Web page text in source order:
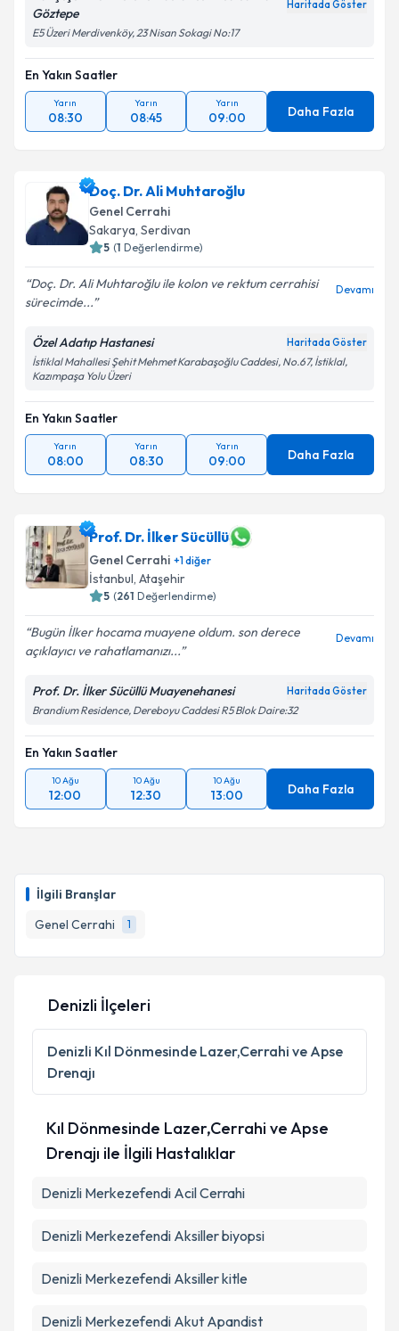
İlgili Branşlar
Genel Cerrahi
1
Göztepe
Haritada Göster
E5 Üzeri Merdivenköy, 23 Nisan Sokagi No:17
En Yakın Saatler
Yarın
08:30
Yarın
08:45
Yarın
09:00 Daha Fazla
Doç. Dr. Ali Muhtaroğlu
Genel Cerrahi
Sakarya, Serdivan
5 (1 Değerlendirme)
Doç. Dr. Ali Muhtaroğlu ile kolon ve rektum cerrahisi
sürecimde...
Devamı
Özel Adatıp Hastanesi Haritada Göster
İstiklal Mahallesi Şehit Mehmet Karabaşoğlu Caddesi, No.67, İstiklal,
Kazımpaşa Yolu Üzeri
En Yakın Saatler
Yarın
08:00
Yarın
08:30
Yarın
09:00 Daha Fazla
Prof. Dr. İlker Sücüllü
Genel Cerrahi +1diğer
İstanbul, Ataşehir
5 (261 Değerlendirme)
Bugün İlker hocama muayene oldum. son derece
açıklayıcı ve rahatlamanızı...
Devamı
Prof. Dr. İlker Sücüllü Muayenehanesi Haritada Göster
Brandium Residence, Dereboyu Caddesi R5 Blok Daire:32
En Yakın Saatler
10 Ağu
12:00
10 Ağu
12:30
10 Ağu
13:00 Daha Fazla
Denizli İlçeleri
Denizli Kıl Dönmesinde Lazer,Cerrahi ve Apse
Drenajı
Kıl Dönmesinde Lazer,Cerrahi ve Apse
Drenajı ile İlgili Hastalıklar
Denizli Merkezefendi Acil Cerrahi
Denizli Merkezefendi Aksiller biyopsi
Denizli Merkezefendi Aksiller kitle
Denizli Merkezefendi Akut Apandist